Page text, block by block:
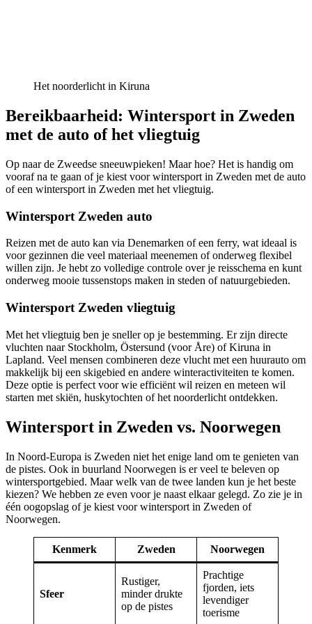
Het noorderlicht in Kiruna
Bereikbaarheid: Wintersport in Zweden
met de auto of het vliegtuig
Op naar de Zweedse sneeuwpieken! Maar hoe? Het is handig om
vooraf na te gaan of je kiest voor wintersport in Zweden met de auto
of een wintersport in Zweden met het vliegtuig.
Wintersport Zweden auto
Reizen met de auto kan via Denemarken of een ferry, wat ideaal is
voor gezinnen die veel materiaal meenemen of onderweg flexibel
willen zijn. Je hebt zo volledige controle over je reisschema en kunt
onderweg mooie tussenstops maken in steden of natuurgebieden.
Wintersport Zweden vliegtuig
Met het vliegtuig ben je sneller op je bestemming. Er zijn directe
vluchten naar Stockholm, Östersund (voor Åre) of Kiruna in
Lapland. Veel mensen combineren deze vlucht met een huurauto om
makkelijk bij een skigebied en andere winteractiviteiten te komen.
Deze optie is perfect voor wie efficiënt wil reizen en meteen wil
starten met skiën, huskytochten of het noorderlicht ontdekken.
Wintersport in Zweden vs. Noorwegen
In Noord-Europa is Zweden niet het enige land om te genieten van
de pistes. Ook in buurland Noorwegen is er veel te beleven op
wintersportgebied. Maar welk van de twee landen kun je het beste
kiezen? We hebben ze even voor je naast elkaar gelegd. Zo zie je in
één oogopslag of je kiest voor wintersport in Zweden of
Noorwegen.
Kenmerk Zweden Noorwegen
Sfeer
Rustiger,
minder drukte
op de pistes
Prachtige
fjorden, iets
levendiger
toerisme